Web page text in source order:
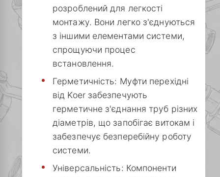
розроблений для легкості
монтажу. Вони легко з'єднуються
з іншими елементами системи,
спрощуючи процес
встановлення.
Герметичність: Муфти перехідні
від Koer забезпечують
герметичне з'єднання труб різних
діаметрів, що запобігає витокам і
забезпечує безперебійну роботу
системи.
Універсальність: Компоненти